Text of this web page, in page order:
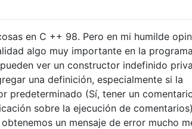
en C ++ 98. Pero en mi humilde
algo muy importante en la
ver un constructor indefinido
una definición, especialmente si la
predeterminado (Sí, tener un
sobre la ejecución de
un mensaje de error mucho